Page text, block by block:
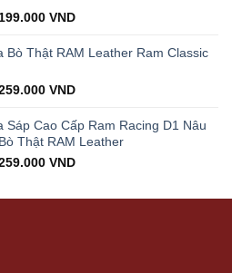
199.000 VND
Bò Thật RAM Leather Ram Classic
VND
Sáp Cao Cấp Ram Racing D1 Nâu
Thật RAM Leather
VND